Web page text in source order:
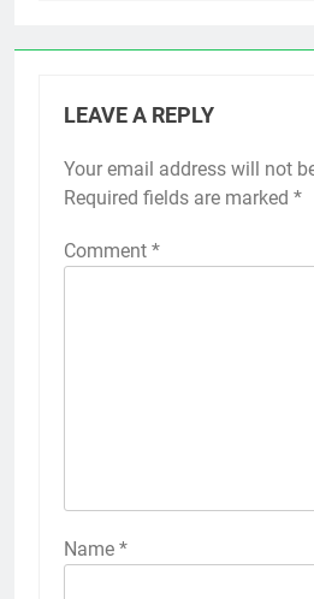
LEAVE A REPLY
Your email address will not
Required fields are marked *
Comment *
Name *